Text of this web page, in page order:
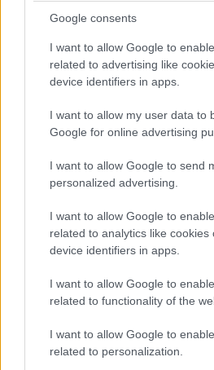
Google consents
I want to allow Google to
related to advertising like
device identifiers in apps.
I want to allow my user data to
Google for online advertising
I want to allow Google to send
personalized advertising.
I want to allow Google to
related to analytics like cookies
device identifiers in apps.
I want to allow Google to
related to functionality of the
I want to allow Google to
related to personalization.